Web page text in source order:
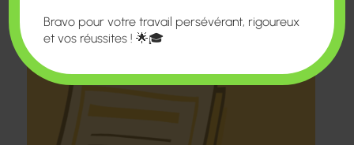
Bravo pour votre travail persévérant, rigoureux
et vos réussites ! 🌟🎓